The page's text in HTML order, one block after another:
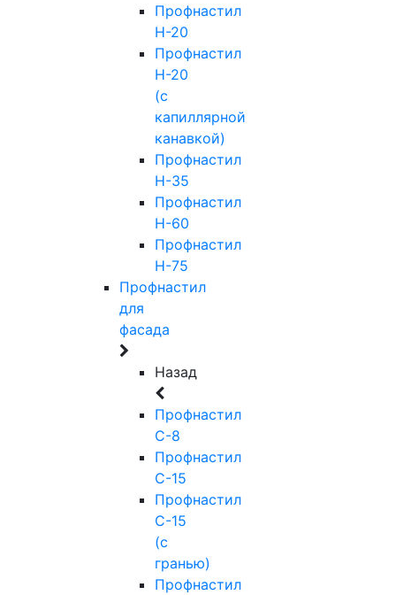
Профнастил
Н-20
Профнастил
Н-20
(с
капиллярной
канавкой)
Профнастил
Н-35
Профнастил
Н-60
Профнастил
Н-75
Профнастил
для
фасада
Назад
Профнастил
С-8
Профнастил
С-15
Профнастил
С-15
(с
гранью)
Профнастил